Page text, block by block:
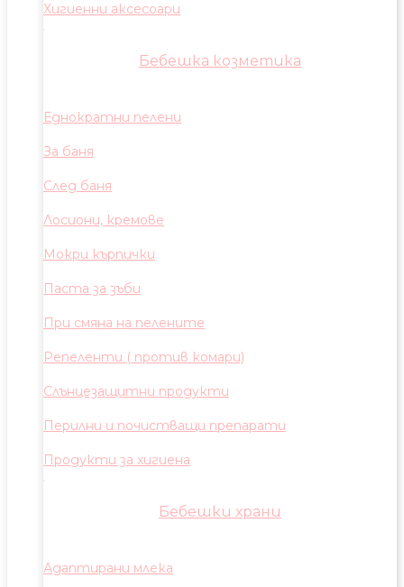
Хигиенни аксесоари
Бебешка козметика
Еднократни пелени
За баня
След баня
Лосиони, кремове
Мокри кърпички
Паста за зъби
При смяна на пелените
Репеленти ( против комари)
Слънцезащитни продукти
Перилни и почистващи препарати
Продукти за хигиена
Бебешки храни
Адаптирани млека